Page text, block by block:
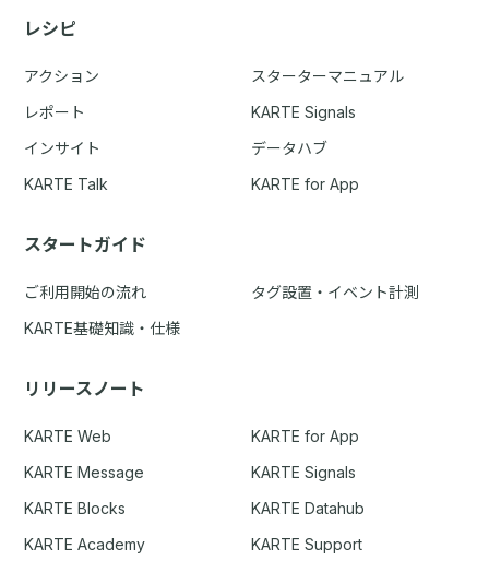
レシピ
アクション
スターターマニュアル
レポート
KARTE Signals
インサイト
データハブ
KARTE Talk
KARTE for App
スタートガイド
ご利用開始の流れ
タグ設置・イベント計測
KARTE基礎知識・仕様
リリースノート
KARTE Web
KARTE for App
KARTE Message
KARTE Signals
KARTE Blocks
KARTE Datahub
KARTE Academy
KARTE Support